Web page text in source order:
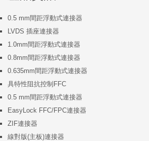
0.5 mm間距浮動式連接器
LVDS 插座連接器
1.0mm間距浮動式連接器
0.8mm間距浮動式連接器
0.635mm間距浮動式連接器
具特性阻抗控制FFC
0.5 mm間距浮動式連接器
EasyLock FFC/FPC連接器
ZIF連接器
線對版(主板)連接器